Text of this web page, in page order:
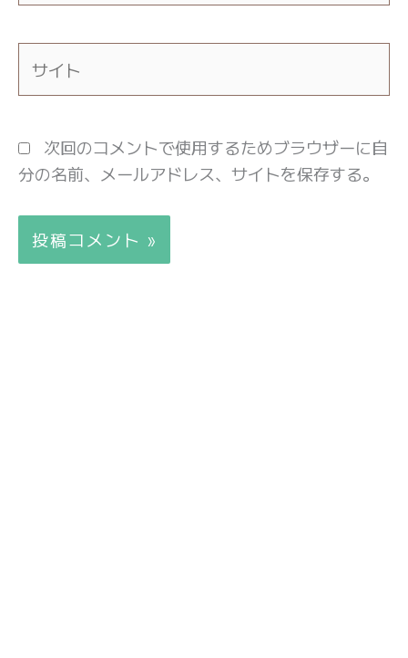
*
次回のコメントで使用するためブラウザーに自
分の名前、メールアドレス、サイトを保存する。